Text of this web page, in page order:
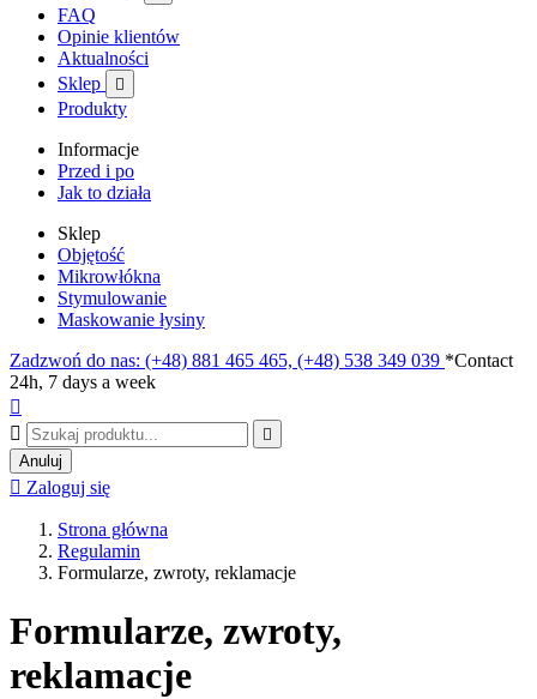
FAQ
Opinie klientów
Aktualności
Sklep

Produkty
Informacje
Przed i po
Jak to działa
Sklep
Objętość
Mikrowłókna
Stymulowanie
Maskowanie łysiny
Zadzwoń do nas: (+48) 881 465 465, (+48) 538 349 039 *Contact
24h, 7 days a week



Anuluj
 Zaloguj się
Strona główna
Regulamin
Formularze, zwroty, reklamacje
Formularze, zwroty,
reklamacje